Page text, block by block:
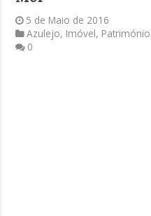
5 de Maio de 2016
Azulejo, Imóvel,
0